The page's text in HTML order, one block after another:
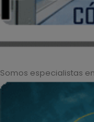
Somos especialistas